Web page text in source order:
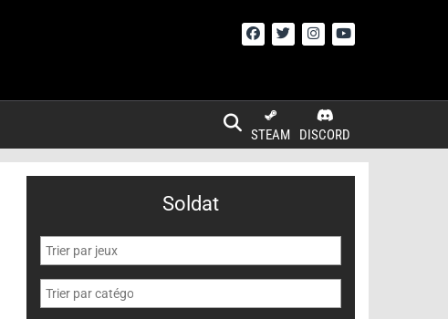
DISCORD
STEAM
Soldat